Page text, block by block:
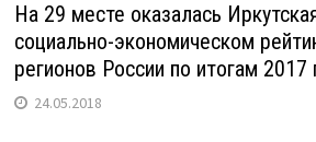
На 29 месте оказалась
социально-экономическом
регионов России по итогам 2017
24.05.2018